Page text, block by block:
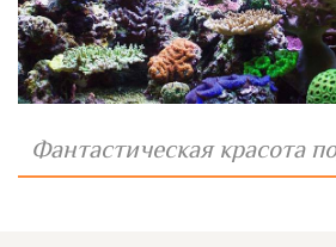
Фантастическая красота